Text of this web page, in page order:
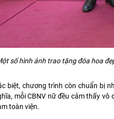
số hình ảnh trao tặng đóa hoa
biệt, chương trình còn chuẩn bị
mỗi CBNV nữ đều cảm thấy
toàn viện.